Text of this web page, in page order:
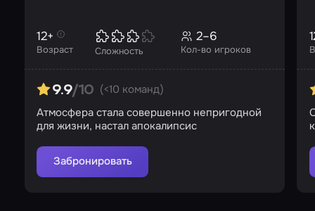
Возраст
12+
Сложность Кол-во игроков
2–6
9.9/10 (<10 команд)
Атмосфера стала совершенно непригодной
для жизни, настал апокалипсис
Забронировать